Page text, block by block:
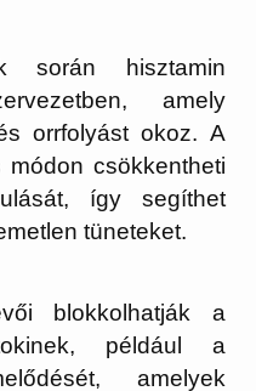
során hisztamin
amely
orrfolyást okoz. A
módon csökkentheti
így segíthet
tüneteket.
blokkolhatják a
például a
amelyek